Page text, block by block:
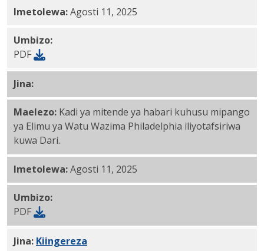
Imetolewa:Agosti 11, 2025
Umbizo:
PDF
Jina:Kuanzia PDF
Maelezo: Kadi ya mitende ya habari kuhusu mipango
ya Elimu ya Watu Wazima Philadelphia iliyotafsiriwa
kuwa Dari.
Imetolewa:Agosti 11, 2025
Umbizo:
PDF
Jina: Kiingereza